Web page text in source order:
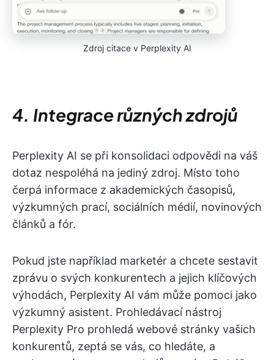
Zdroj citace v Perplexity AI
4. Integrace různých zdrojů
Perplexity AI se při konsolidaci odpovědi na váš
dotaz nespoléhá na jediný zdroj. Místo toho
čerpá informace z akademických časopisů,
výzkumných prací, sociálních médií, novinových
článků a fór.
Pokud jste například marketér a chcete sestavit
zprávu o svých konkurentech a jejich klíčových
výhodách, Perplexity AI vám může pomoci jako
výzkumný asistent. Prohledávací nástroj
Perplexity Pro prohledá webové stránky vašich
konkurentů, zeptá se vás, co hledáte, a